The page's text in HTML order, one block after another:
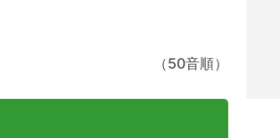
（50音順）